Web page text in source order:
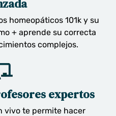
homeopáticos 101k y su
+ aprende su correcta
complejos.
expertos
vivo te permite hacer